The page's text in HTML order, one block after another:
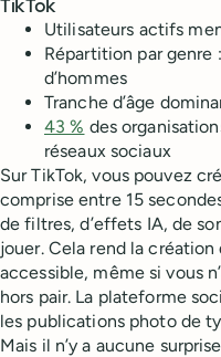
TikTok
Utilisateurs actifs
Répartition par genre :
d’hommes
Tranche d’âge
43 % des
réseaux sociaux
Sur TikTok, vous pouvez
comprise entre 15
de filtres, d’effets IA, de
jouer. Cela rend la
accessible, même si vous
hors pair. La plateforme
les publications photo de
Mais il n’y a aucune